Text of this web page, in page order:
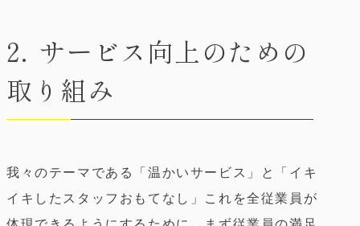
サービス向上のための
取り組み
我々のテーマである「温かいサービス」と「イキ
イキしたスタッフおもてなし」これを全従業員が